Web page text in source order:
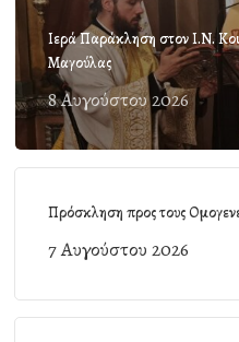
Ιερά Παράκληση στον Ι.Ν.
Μαγούλας
8 Αυγούστου 2026
Πρόσκληση προς τους
7 Αυγούστου 2026